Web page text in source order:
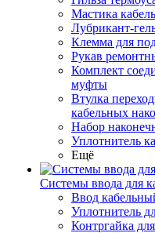
Мастика
Лубрикант-
Клемма для
Рукав
Комплект
муфты
Втулка
кабельных
Набор
Уплотнитель
Ещё
Системы ввода для
Ввод
Уплотнитель
Контргайка